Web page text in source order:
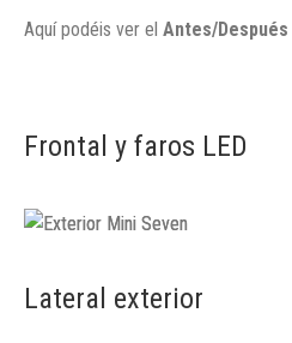
Aquí podéis ver el Antes/Después
Frontal y faros LED
Lateral exterior